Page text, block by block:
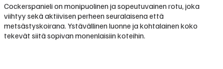
Cockerspanieli on monipuolinen ja sopeutuvainen rotu, joka
viihtyy sekä aktiivisen perheen seuralaisena että
metsästyskoirana. Ystävällinen luonne ja kohtalainen koko
tekevät siitä sopivan monenlaisiin koteihin.